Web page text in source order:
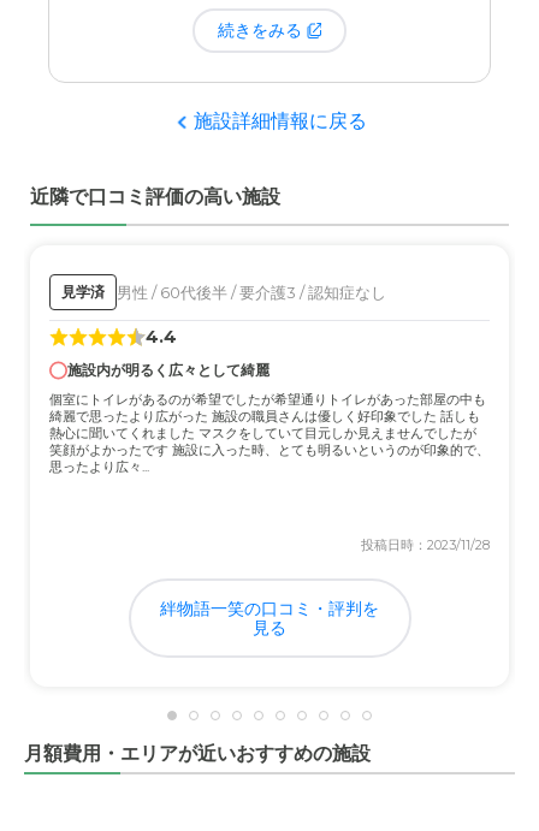
続きをみる
施設詳細情報に戻る
近隣で口コミ評価の高い施設
見学済 男性 / 60代後半 / 要介護3 / 認知症なし
4.4
施設内が明るく広々として綺麗
個室にトイレがあるのが希望でしたが希望通りトイレがあった部屋の中も
綺麗で思ったより広がった 施設の職員さんは優しく好印象でした 話しも
熱心に聞いてくれました マスクをしていて目元しか見えませんでしたが
笑顔がよかったです 施設に入った時、とても明るいというのが印象的で、
思ったより広々...
投稿日時：2023/11/28
絆物語一笑の口コミ・評判を
見る
月額費用・エリアが近いおすすめの施設